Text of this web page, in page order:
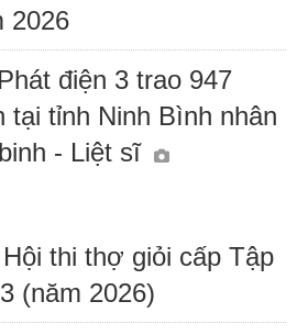
2026
điện 3 trao 947
tại tỉnh Ninh Bình nhân
- Liệt sĩ
thi thợ giỏi cấp Tập
(năm 2026)